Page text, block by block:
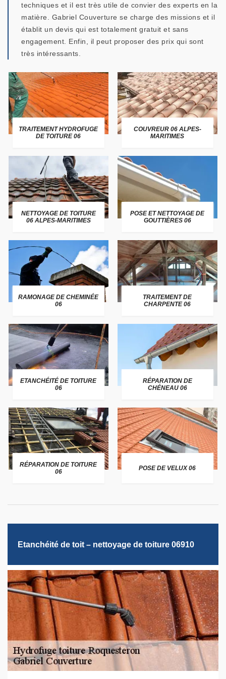
techniques et il est très utile de convier des experts en la
matière. Gabriel Couverture se charge des missions et il
établit un devis qui est totalement gratuit et sans
engagement. Enfin, il peut proposer des prix qui sont
très intéressants.
TRAITEMENT HYDROFUGE
DE TOITURE 06
COUVREUR 06 ALPES-
MARITIMES
NETTOYAGE DE TOITURE
06 ALPES-MARITIMES
POSE ET NETTOYAGE DE
GOUTTIÈRES 06
RAMONAGE DE CHEMINÉE
06
TRAITEMENT DE
CHARPENTE 06
ETANCHÉITÉ DE TOITURE
06
RÉPARATION DE
CHÉNEAU 06
RÉPARATION DE TOITURE
06
POSE DE VELUX 06
Etanchéité de toit – nettoyage de toiture 06910